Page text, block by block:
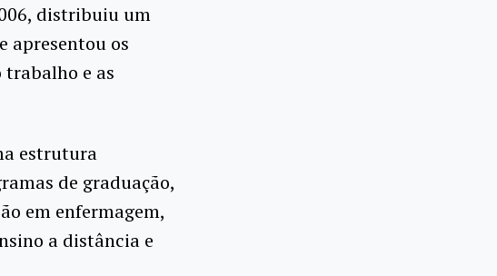
distribuiu um
apresentou os
trabalho e as
estrutura
de graduação,
em enfermagem,
a distância e